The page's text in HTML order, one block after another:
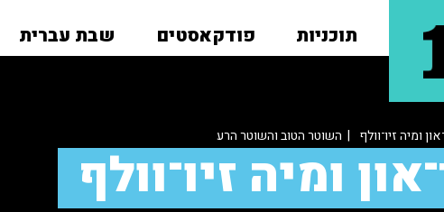
תוכניות פודקאסטים שבת עברית
ומיה זיו־וולף | השוטר הטוב והשוטר הרע
ומיה זיו־וולף